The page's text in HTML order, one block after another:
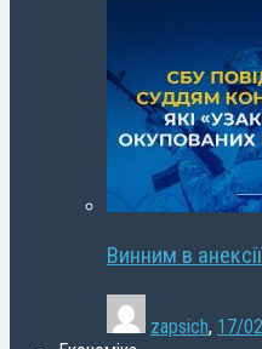
Винним в
zapsich, 17/